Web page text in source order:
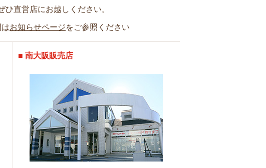
直営店にお越しください。
お知らせページをご参照ください
■ 南大阪販売店